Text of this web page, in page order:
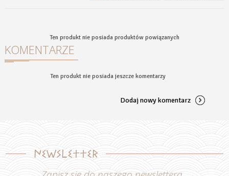
Ten produkt nie posiada produktów powiązanych
KOMENTARZE
Ten produkt nie posiada jeszcze komentarzy
Dodaj nowy komentarz
Newsletter